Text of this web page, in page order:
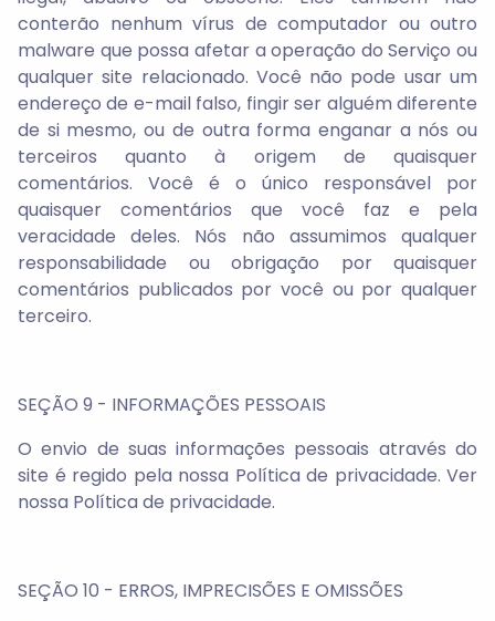
conterão nenhum vírus de computador ou outro
malware que possa afetar a operação do Serviço ou
qualquer site relacionado. Você não pode usar um
endereço de e-mail falso, fingir ser alguém diferente
de si mesmo, ou de outra forma enganar a nós ou
terceiros quanto à origem de quaisquer
comentários. Você é o único responsável por
quaisquer comentários que você faz e pela
veracidade deles. Nós não assumimos qualquer
responsabilidade ou obrigação por quaisquer
comentários publicados por você ou por qualquer
terceiro.
SEÇÃO 9 - INFORMAÇÕES PESSOAIS
O envio de suas informações pessoais através do
site é regido pela nossa Política de privacidade. Ver
nossa Política de privacidade.
SEÇÃO 10 - ERROS, IMPRECISÕES E OMISSÕES